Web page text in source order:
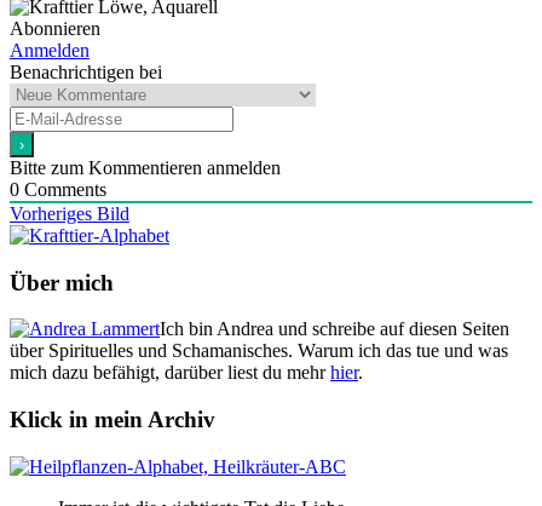
Abonnieren
Anmelden
Benachrichtigen bei
Bitte zum Kommentieren anmelden
0 Comments
Vorheriges Bild
Über mich
Ich bin Andrea und schreibe auf diesen Seiten
über Spirituelles und Schamanisches. Warum ich das tue und was
mich dazu befähigt, darüber liest du mehrhier.
Klick in mein Archiv